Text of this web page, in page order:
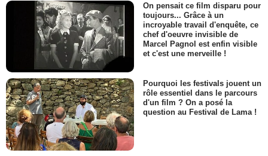
On pensait ce film disparu pour
toujours... Grâce à un
incroyable travail d'enquête, ce
chef d'oeuvre invisible de
Marcel Pagnol est enfin visible
et c'est une merveille !
Pourquoi les festivals jouent un
rôle essentiel dans le parcours
d'un film ? On a posé la
question au Festival de Lama !